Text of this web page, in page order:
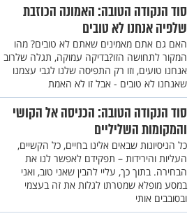
סוד הנקודה הטובה: האמונה הכוזבת
שלפיה אנחנו לא טובים
האם גם אתם מאמינים שאתם לא טובים? מהו
המקור לתחושה הזו?בדיקה עמוקה, תגלה שלרוב
אנחנו טועים, וזו רק התפיסה שלנו לגבי עצמנו
שאנחנו לא טובים - אבל זו לא האמת
סוד הנקודה הטובה: הכניסה אל הקושי
והמקומות השליליים
כל הניסיונות שבאים אלינו בחיים, כל הקשיים,
העליות והירידות – תפקידם לאפשר לנו את
הבחירה. בתוך כך, עליי להבין שאני טוב, ואני
במסע מופלא שמטרתו לגלות את זה בעצמי
ובסובבים אותי